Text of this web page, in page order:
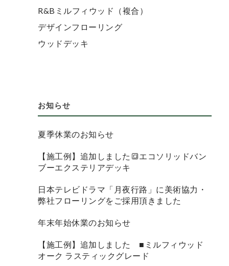
R&Bミルフィウッド（複合）
デザインフローリング
ウッドデッキ
お知らせ
夏季休業のお知らせ
【施工例】追加しました🔳エコソリッドバン
ブーエクステリアデッキ
日本テレビドラマ「月夜行路」に美術協力・
弊社フローリングをご採用頂きました
年末年始休業のお知らせ
【施工例】追加しました ■ミルフィウッド
オーク ラスティックグレード